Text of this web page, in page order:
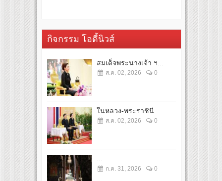
กิจกรรม โอดี้นิวส์
สมเด็จพระนางเจ้า ฯ...
ส.ค. 02, 2026 0
ในหลวง-พระราชินี...
ส.ค. 02, 2026 0
ก.ค. 31, 2026 0